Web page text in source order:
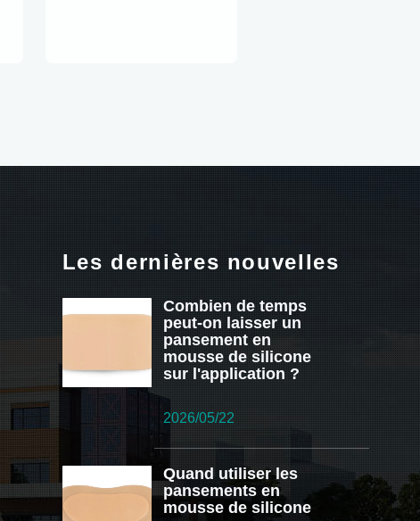
Les dernières nouvelles
Combien de temps
peut-on laisser un
pansement en
mousse de silicone
sur l'application ?
2026/05/22
Quand utiliser les
pansements en
mousse de silicone